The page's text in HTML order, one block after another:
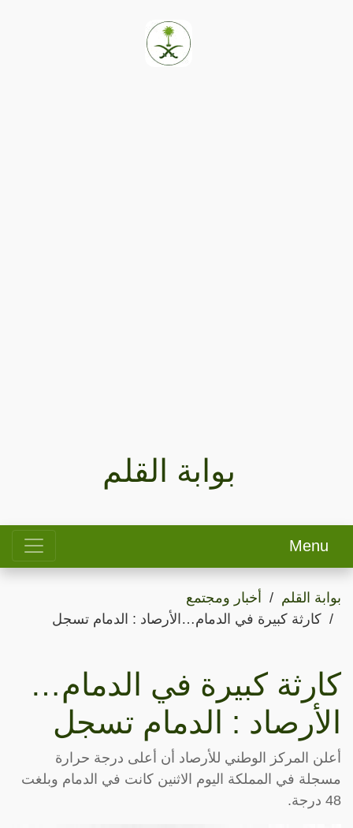
بوابة القلم
Menu
بوابة القلم
أخبار ومجتمع
كارثة كبيرة في الدمام…الأرصاد : الدمام تسجل
كارثة كبيرة في الدمام…
الأرصاد : الدمام تسجل
أعلن المركز الوطني للأرصاد أن أعلى درجة حرارة
مسجلة في المملكة اليوم الاثنين كانت في الدمام وبلغت
48 درجة.